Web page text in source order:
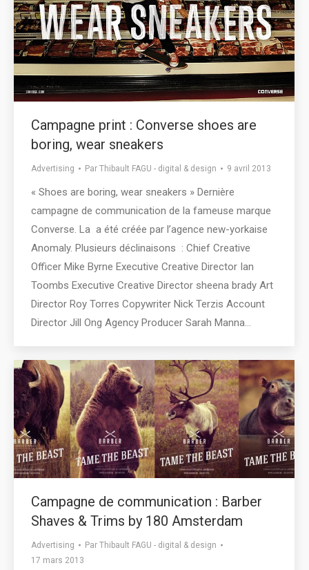
Campagne print : Converse shoes are
boring, wear sneakers
Advertising Par Thibault FAGU - digital & design 9 avril 2013
« Shoes are boring, wear sneakers » Dernière
campagne de communication de la fameuse marque
Converse. La a été créée par l’agence new-yorkaise
Anomaly. Plusieurs déclinaisons : Chief Creative
Officer Mike Byrne Executive Creative Director Ian
Toombs Executive Creative Director sheena brady Art
Director Roy Torres Copywriter Nick Terzis Account
Director Jill Ong Agency Producer Sarah Manna…
Campagne de communication : Barber
Shaves & Trims by 180 Amsterdam
Advertising Par Thibault FAGU - digital & design
17 mars 2013